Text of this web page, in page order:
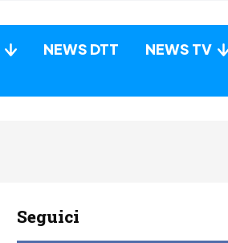
NEWS DTT
NEWS TV
Seguici